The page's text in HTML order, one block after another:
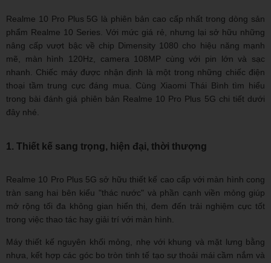
Realme 10 Pro Plus 5G là phiên bản cao cấp nhất trong dòng sản
phẩm Realme 10 Series. Với mức giá rẻ, nhưng lại sở hữu những
nâng cấp vượt bậc về chip Dimensity 1080 cho hiệu năng mạnh
mẽ, màn hình 120Hz, camera 108MP cùng với pin lớn và sạc
nhanh. Chiếc máy được nhận định là một trong những chiếc điện
thoại tầm trung cực đáng mua. Cùng Xiaomi Thái Bình tìm hiểu
trong bài đánh giá phiên bản Realme 10 Pro Plus 5G chi tiết dưới
đây nhé.
1. Thiết kế sang trọng, hiện đại, thời thượng
Realme 10 Pro Plus 5G sở hữu thiết kế cao cấp với màn hình cong
tràn sang hai bên kiểu "thác nước" và phần cạnh viền mỏng giúp
mở rộng tối đa không gian hiển thị, đem đến trải nghiệm cực tốt
trong việc thao tác hay giải trí với màn hình.
Máy thiết kế nguyên khối mỏng, nhẹ với khung và mặt lưng bằng
nhựa, kết hợp các góc bo tròn tinh tế tạo sự thoải mái cầm nắm và